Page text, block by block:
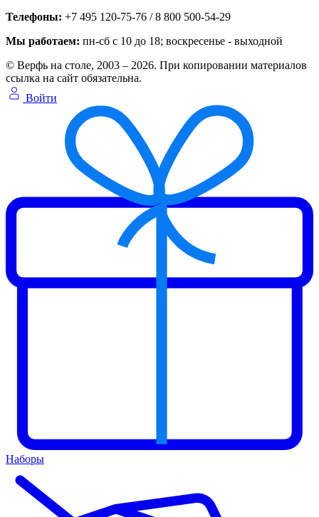
Телефоны: +7 495 120-75-76 / 8 800 500-54-29
Мы работаем: пн-сб с 10 до 18; воскресенье - выходной
© Верфь на столе, 2003 – 2026. При копировании материалов
ссылка на сайт обязательна.
Войти
Наборы